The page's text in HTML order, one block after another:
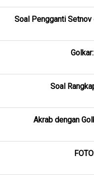
Soal Pengganti
Soal
Akrab dengan